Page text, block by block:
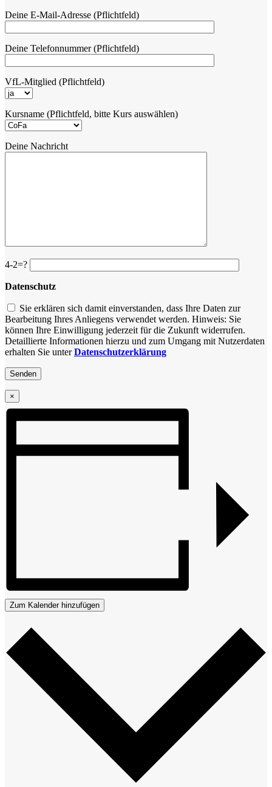
Deine E-Mail-Adresse (Pflichtfeld)
Deine Telefonnummer (Pflichtfeld)
VfL-Mitglied (Pflichtfeld)
Kursname (Pflichtfeld, bitte Kurs auswählen)
Deine Nachricht
4-2=?
Datenschutz
Sie erklären sich damit einverstanden, dass Ihre Daten zur
Bearbeitung Ihres Anliegens verwendet werden. Hinweis: Sie
können Ihre Einwilligung jederzeit für die Zukunft widerrufen.
Detaillierte Informationen hierzu und zum Umgang mit Nutzerdaten
erhalten Sie unterDatenschutzerklärung
×
Zum Kalender hinzufügen